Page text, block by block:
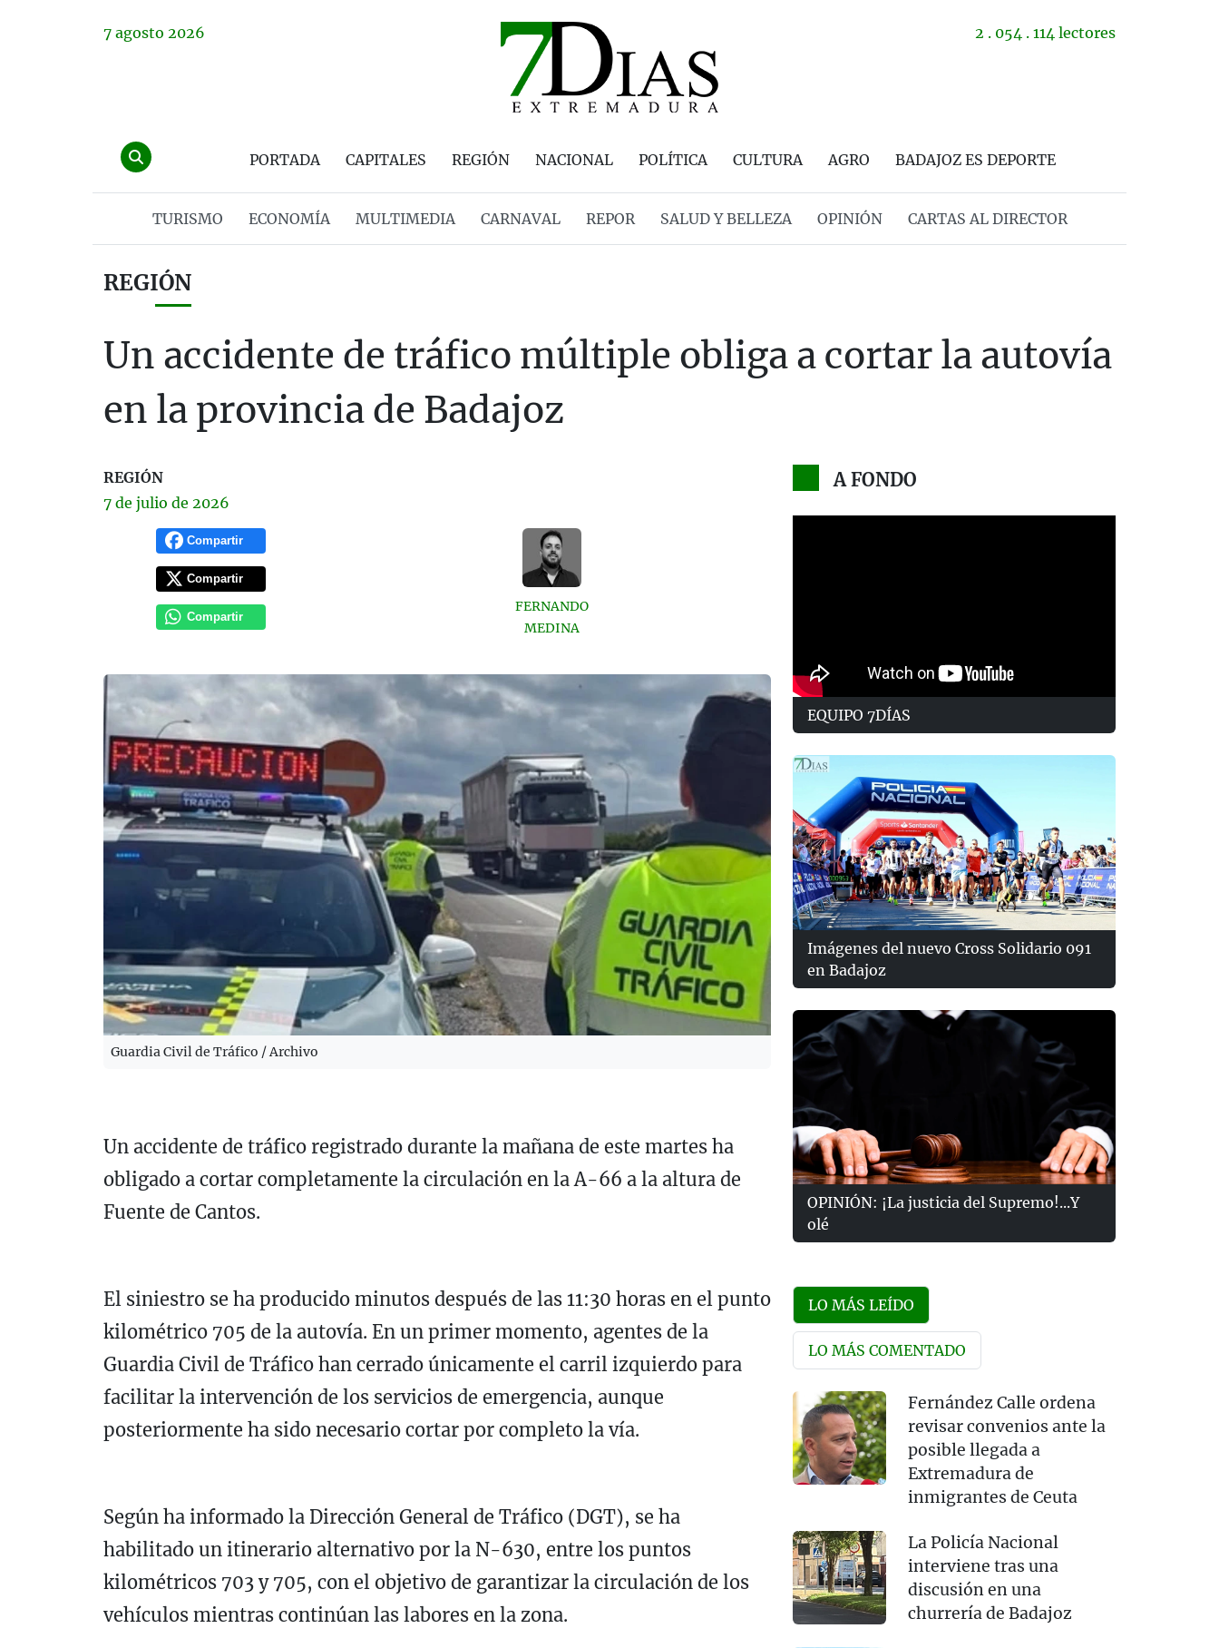
7 agosto 2026 2 . 054 . 114 lectores
PORTADA CAPITALES REGIÓN NACIONAL POLÍTICA CULTURA AGRO BADAJOZ ES DEPORTE
TURISMO ECONOMÍA MULTIMEDIA CARNAVAL REPOR SALUD Y BELLEZA OPINIÓN CARTAS AL DIRECTOR
REGIÓN
Un accidente de tráfico múltiple obliga a cortar la autovía
en la provincia de Badajoz
REGIÓN
7 de julio de 2026
Compartir
Compartir
Compartir
FERNANDO
MEDINA
Guardia Civil de Tráfico / Archivo
Un accidente de tráfico registrado durante la mañana de este martes ha
obligado a cortar completamente la circulación en la A-66 a la altura de
Fuente de Cantos.
El siniestro se ha producido minutos después de las 11:30 horas en el punto
kilométrico 705 de la autovía. En un primer momento, agentes de la
Guardia Civil de Tráfico han cerrado únicamente el carril izquierdo para
facilitar la intervención de los servicios de emergencia, aunque
posteriormente ha sido necesario cortar por completo la vía.
Según ha informado la Dirección General de Tráfico (DGT), se ha
habilitado un itinerario alternativo por la N-630, entre los puntos
kilométricos 703 y 705, con el objetivo de garantizar la circulación de los
vehículos mientras continúan las labores en la zona.
A FONDO
EQUIPO 7DÍAS
Imágenes del nuevo Cross Solidario 091
en Badajoz
OPINIÓN: ¡La justicia del Supremo!...Y
olé
LO MÁS LEÍDO
LO MÁS COMENTADO
Fernández Calle ordena
revisar convenios ante la
posible llegada a
Extremadura de
inmigrantes de Ceuta
La Policía Nacional
interviene tras una
discusión en una
churrería de Badajoz